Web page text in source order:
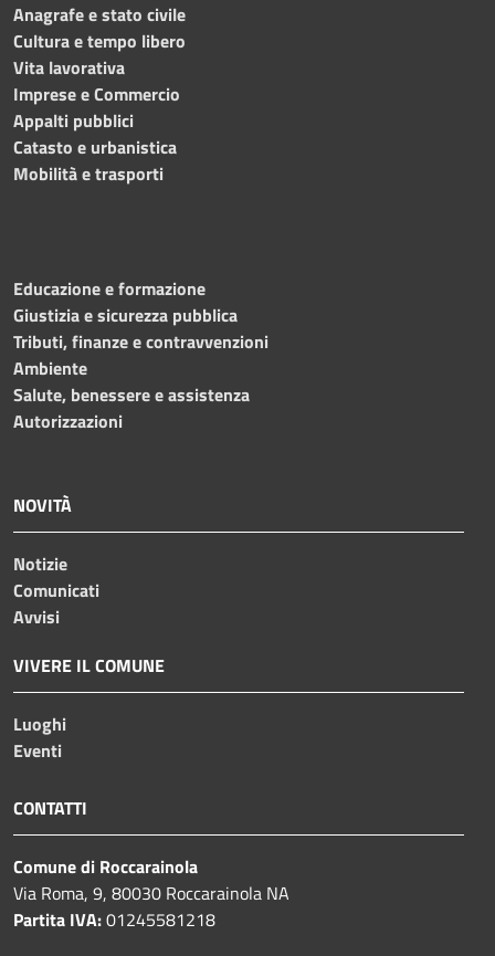
Anagrafe e stato civile
Cultura e tempo libero
Vita lavorativa
Imprese e Commercio
Appalti pubblici
Catasto e urbanistica
Mobilità e trasporti
Educazione e formazione
Giustizia e sicurezza pubblica
Tributi, finanze e contravvenzioni
Ambiente
Salute, benessere e assistenza
Autorizzazioni
NOVITÀ
Notizie
Comunicati
Avvisi
VIVERE IL COMUNE
Luoghi
Eventi
CONTATTI
Comune di Roccarainola
Via Roma, 9, 80030 Roccarainola NA
Partita IVA:01245581218